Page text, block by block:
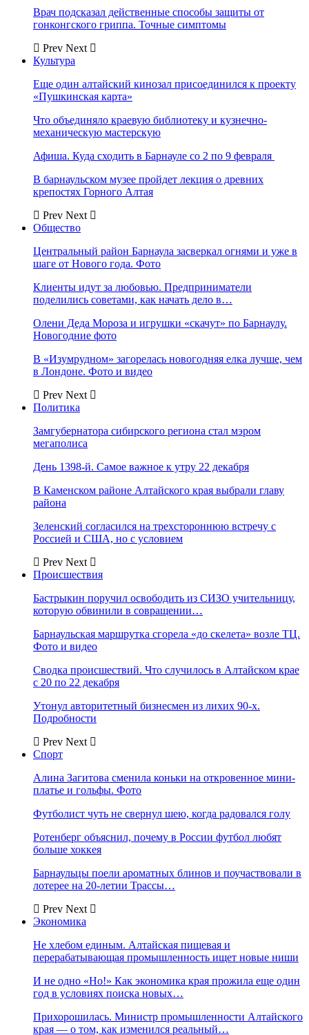
Врач подсказал действенные способы защиты от
гонконгского гриппа. Точные симптомы
Prev Next
Культура
Еще один алтайский кинозал присоединился к проекту
«Пушкинская карта»
Что объединяло краевую библиотеку и кузнечно-
механическую мастерскую
Афиша. Куда сходить в Барнауле со 2 по 9 февраля
В барнаульском музее пройдет лекция о древних
крепостях Горного Алтая
Prev Next
Общество
Центральный район Барнаула засверкал огнями и уже в
шаге от Нового года. Фото
Клиенты идут за любовью. Предприниматели
поделились советами, как начать дело в…
Олени Деда Мороза и игрушки «скачут» по Барнаулу.
Новогодние фото
В «Изумрудном» загорелась новогодняя елка лучше, чем
в Лондоне. Фото и видео
Prev Next
Политика
Замгубернатора сибирского региона стал мэром
мегаполиса
День 1398-й. Самое важное к утру 22 декабря
В Каменском районе Алтайского края выбрали главу
района
Зеленский согласился на трехстороннюю встречу с
Россией и США, но с условием
Prev Next
Происшествия
Бастрыкин поручил освободить из СИЗО учительницу,
которую обвинили в совращении…
Барнаульская маршрутка сгорела «до скелета» возле ТЦ.
Фото и видео
Сводка происшествий. Что случилось в Алтайском крае
с 20 по 22 декабря
Утонул авторитетный бизнесмен из лихих 90-х.
Подробности
Prev Next
Спорт
Алина Загитова сменила коньки на откровенное мини-
платье и гольфы. Фото
Футболист чуть не свернул шею, когда радовался голу
Ротенберг объяснил, почему в России футбол любят
больше хоккея
Барнаульцы поели ароматных блинов и поучаствовали в
лотерее на 20-летии Трассы…
Prev Next
Экономика
Не хлебом единым. Алтайская пищевая и
перерабатывающая промышленность ищет новые ниши
И не одно «Но!» Как экономика края прожила еще один
год в условиях поиска новых…
Прихорошилась. Министр промышленности Алтайского
края — о том, как изменился реальный…